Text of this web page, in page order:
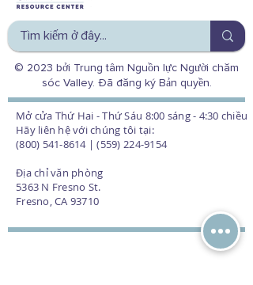
© 2023 bởi Trung tâm Nguồn lực Người chăm
sóc Valley. Đã đăng ký Bản quyền.
Mở cửa Thứ Hai - Thứ Sáu 8:00 sáng - 4:30 chiều
Hãy liên hệ với chúng tôi tại:
(800) 541-8614 | (559) 224-9154
Địa chỉ văn phòng
5363 N Fresno St.
Fresno, CA 93710